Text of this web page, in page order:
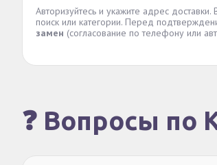
Авторизуйтесь и укажите адрес
поиск или категории. Перед
замен (согласование по телефону или
❓ Вопросы по